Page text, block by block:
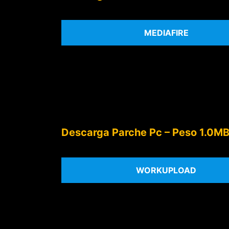
MEDIAFIRE
Descarga Parche Pc – Peso 1.0MB
WORKUPLOAD